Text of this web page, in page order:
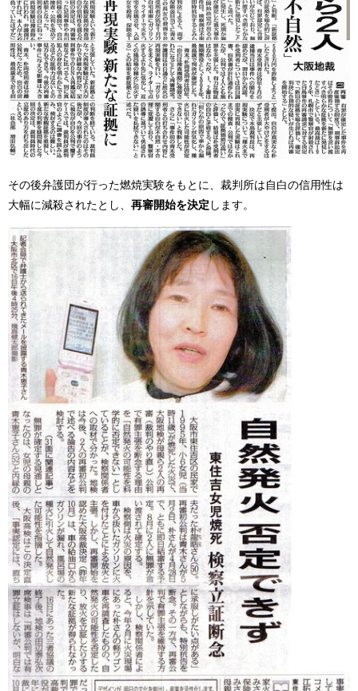
その後弁護団が行った燃焼実験をもとに、裁判所は自白の信用性は
大幅に減殺されたとし、 再審開始を決定 します。